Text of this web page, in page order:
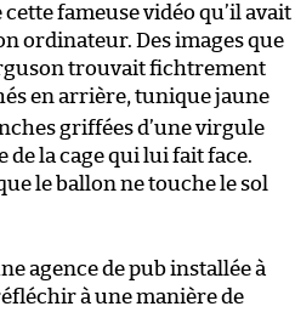
fameuse vidéo qu’il avait
ordinateur. Des images que
trouvait fichtrement
en arrière, tunique jaune
griffées d’une virgule
la cage qui lui fait face.
le ballon ne touche le sol
agence de pub installée à
à une manière de